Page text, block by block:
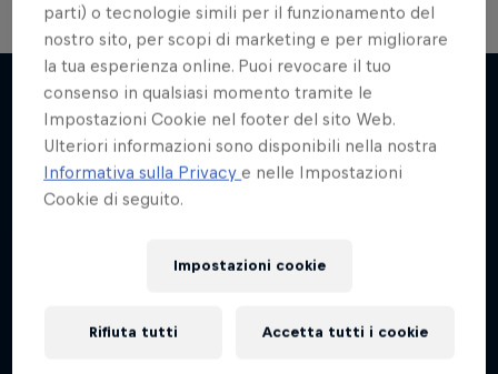
Potrebbe interessarti anche
parti) o tecnologie simili per il funzionamento del
nostro sito, per scopi di marketing e per migliorare
la tua esperienza online. Puoi revocare il tuo
consenso in qualsiasi momento tramite le
Impostazioni Cookie nel footer del sito Web.
Ulteriori informazioni sono disponibili nella nostra
Informativa sulla Privacye nelle Impostazioni
Cookie di seguito.
Impostazioni cookie
Rifiuta tutti Accetta tutti i cookie